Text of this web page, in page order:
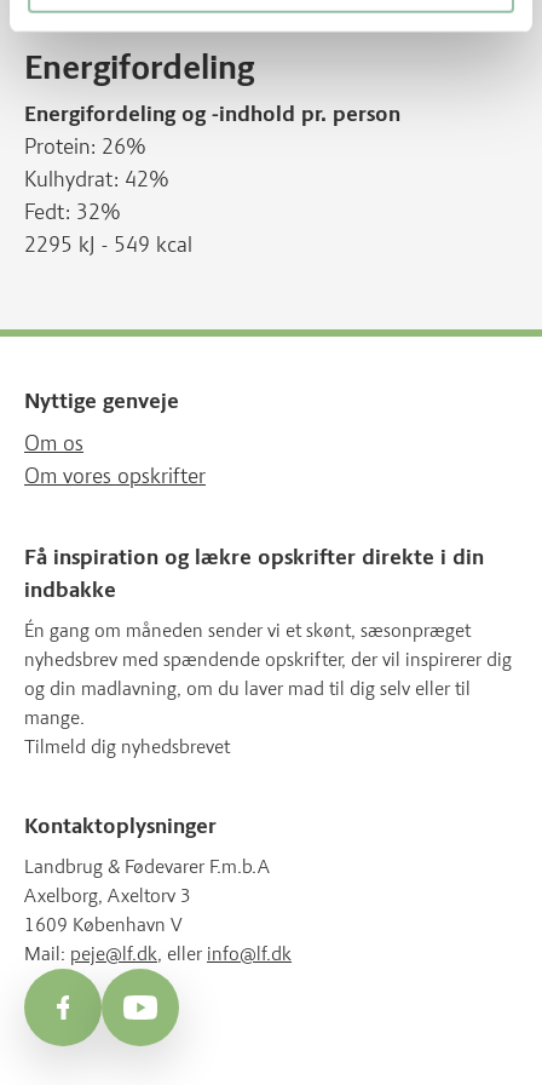
krydderurter.
Energifordeling
Energifordeling og -indhold pr. person
Protein: 26%
Kulhydrat: 42%
Fedt: 32%
2295 kJ - 549 kcal
Nyttige genveje
Om os
Om vores opskrifter
Få inspiration og lækre opskrifter direkte i din
indbakke
Én gang om måneden sender vi et skønt, sæsonpræget
nyhedsbrev med spændende opskrifter, der vil inspirerer dig
og din madlavning, om du laver mad til dig selv eller til
mange.
Tilmeld dig nyhedsbrevet
Kontaktoplysninger
Landbrug & Fødevarer F.m.b.A
Axelborg, Axeltorv 3
1609 København V
Mail: peje@lf.dk, eller info@lf.dk
FacebookYouTube